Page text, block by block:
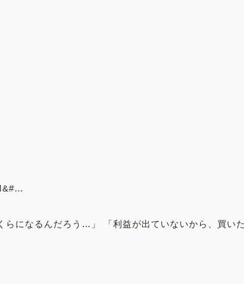
らになるんだろう…」 「利益が出ていないから、買い